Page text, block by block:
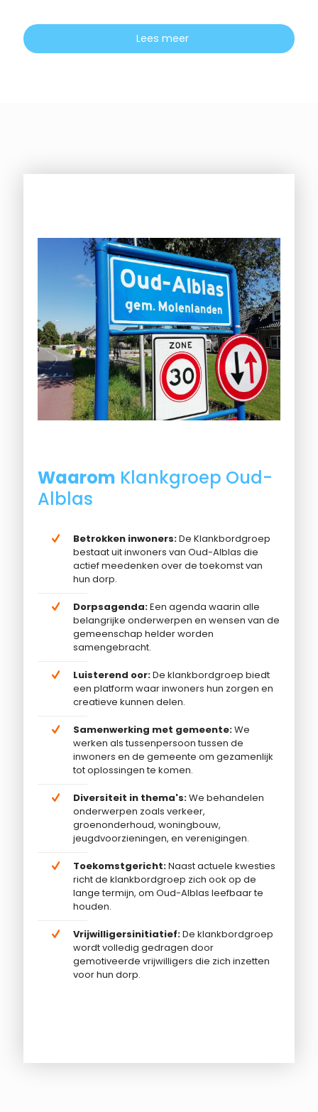
Lees meer
Waarom Klankgroep Oud-
Alblas
Betrokken inwoners:De Klankbordgroep
bestaat uit inwoners van Oud-Alblas die
actief meedenken over de toekomst van
hun dorp.
Dorpsagenda:Een agenda waarin alle
belangrijke onderwerpen en wensen van de
gemeenschap helder worden
samengebracht.
Luisterend oor:De klankbordgroep biedt
een platform waar inwoners hun zorgen en
creatieve kunnen delen.
Samenwerking met gemeente:We
werken als tussenpersoon tussen de
inwoners en de gemeente om gezamenlijk
tot oplossingen te komen.
Diversiteit in thema's:We behandelen
onderwerpen zoals verkeer,
groenonderhoud, woningbouw,
jeugdvoorzieningen, en verenigingen.
Toekomstgericht:Naast actuele kwesties
richt de klankbordgroep zich ook op de
lange termijn, om Oud-Alblas leefbaar te
houden.
Vrijwilligersinitiatief:De klankbordgroep
wordt volledig gedragen door
gemotiveerde vrijwilligers die zich inzetten
voor hun dorp.